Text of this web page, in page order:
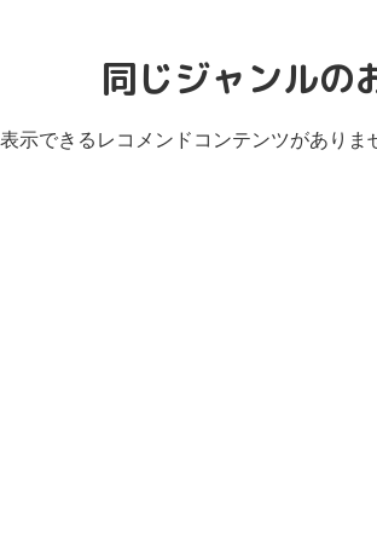
同じジャンルの
表示できるレコメンドコンテンツがありま